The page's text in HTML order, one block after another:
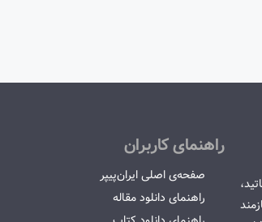
راهنمای کاربران
صفحه‌ی اصلی ایران‌پیپر
راهنمای دانلود مقاله